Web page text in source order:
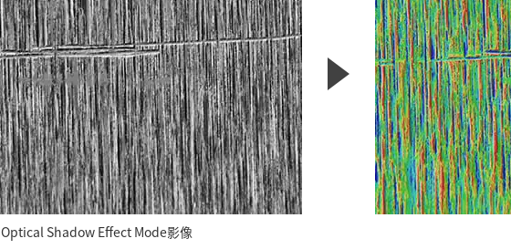
Optical Shadow Effect Mode影像